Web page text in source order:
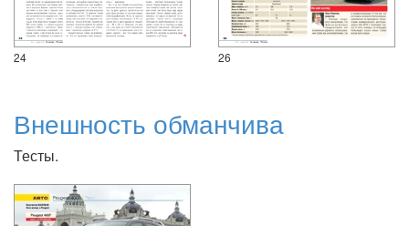
24 26
Внешность обманчива
Тесты.